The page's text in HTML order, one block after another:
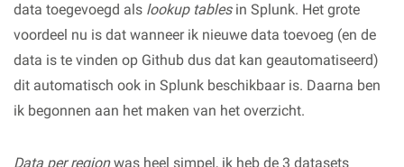
data toegevoegd als lookup tablesin Splunk. Het grote
voordeel nu is dat wanneer ik nieuwe data toevoeg (en de
data is te vinden op Github dus dat kan geautomatiseerd)
dit automatisch ook in Splunk beschikbaar is. Daarna ben
ik begonnen aan het maken van het overzicht.
Data per regionwas heel simpel, ik heb de 3 datasets